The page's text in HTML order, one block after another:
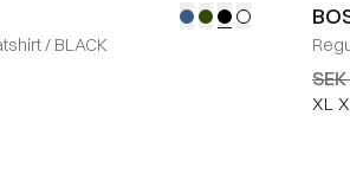
/ BLACK
XL